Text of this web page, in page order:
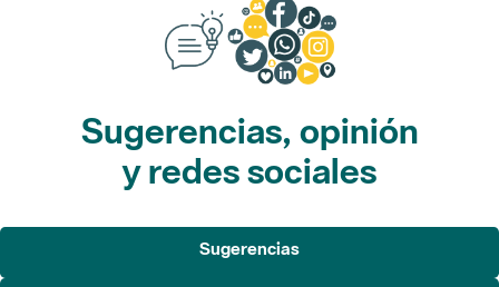
Sugerencias, opinión
y redes sociales
Sugerencias